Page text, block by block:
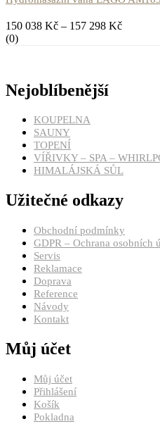
150 038 Kč – 157 298 Kč
(0)
Nejoblíbenější
KOUPELNA
SAUNY
TOPENÍ
VÍŘIVKY – SPA –
HIMALÁJSKÁ SŮL
Užitečné odkazy
Obchodní podmínky
GDPR – Ochrana osobních
Servis
Reklamace
Doprava
Reference
Návody
Kontakt
Můj účet
Můj účet
Přihlášení
Košík
Pokladna